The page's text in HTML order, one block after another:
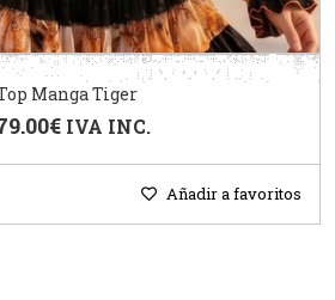
Manga Tiger
€ IVA INC.
Añadir a favoritos